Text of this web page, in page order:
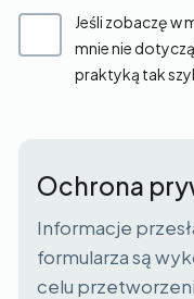
Jeśli zobaczę w
mnie nie
praktyką tak
Ochrona
Informacje
formularza są
celu